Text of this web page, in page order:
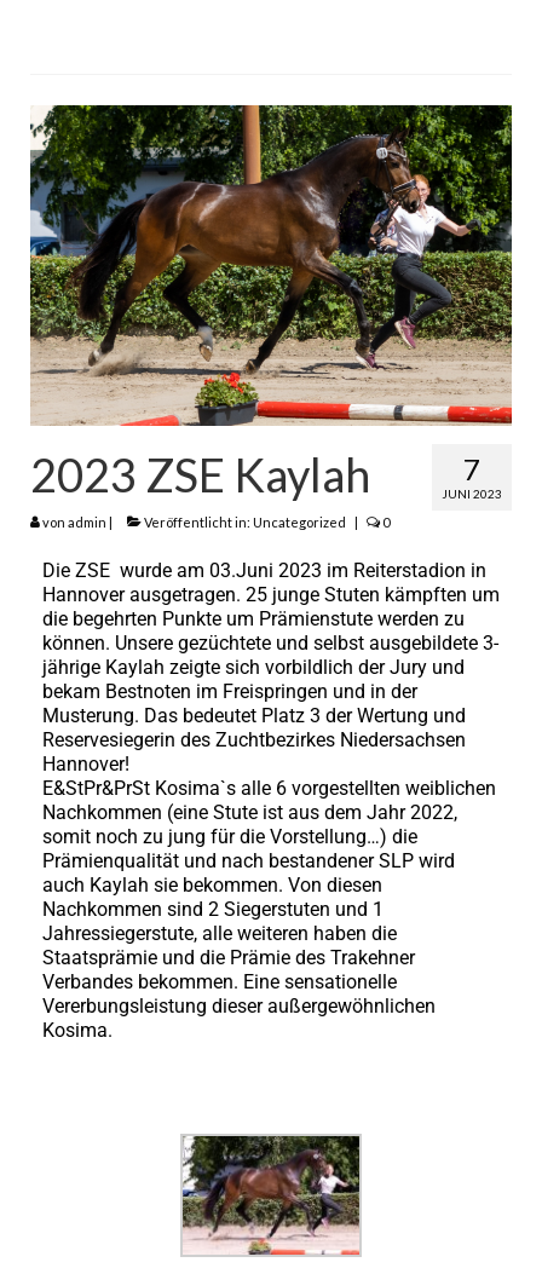
7
JUNI 2023
2023 ZSE Kaylah
von admin Veröffentlicht in: Uncategorized 0
Die ZSE wurde am 03.Juni 2023 im Reiterstadion in
Hannover ausgetragen. 25 junge Stuten kämpften um
die begehrten Punkte um Prämienstute werden zu
können. Unsere gezüchtete und selbst ausgebildete 3-
jährige Kaylah zeigte sich vorbildlich der Jury und
bekam Bestnoten im Freispringen und in der
Musterung. Das bedeutet Platz 3 der Wertung und
Reservesiegerin des Zuchtbezirkes Niedersachsen
Hannover!
E&StPr&PrSt Kosima`s alle 6 vorgestellten weiblichen
Nachkommen (eine Stute ist aus dem Jahr 2022,
somit noch zu jung für die Vorstellung…) die
Prämienqualität und nach bestandener SLP wird
auch Kaylah sie bekommen. Von diesen
Nachkommen sind 2 Siegerstuten und 1
Jahressiegerstute, alle weiteren haben die
Staatsprämie und die Prämie des Trakehner
Verbandes bekommen. Eine sensationelle
Vererbungsleistung dieser außergewöhnlichen
Kosima.